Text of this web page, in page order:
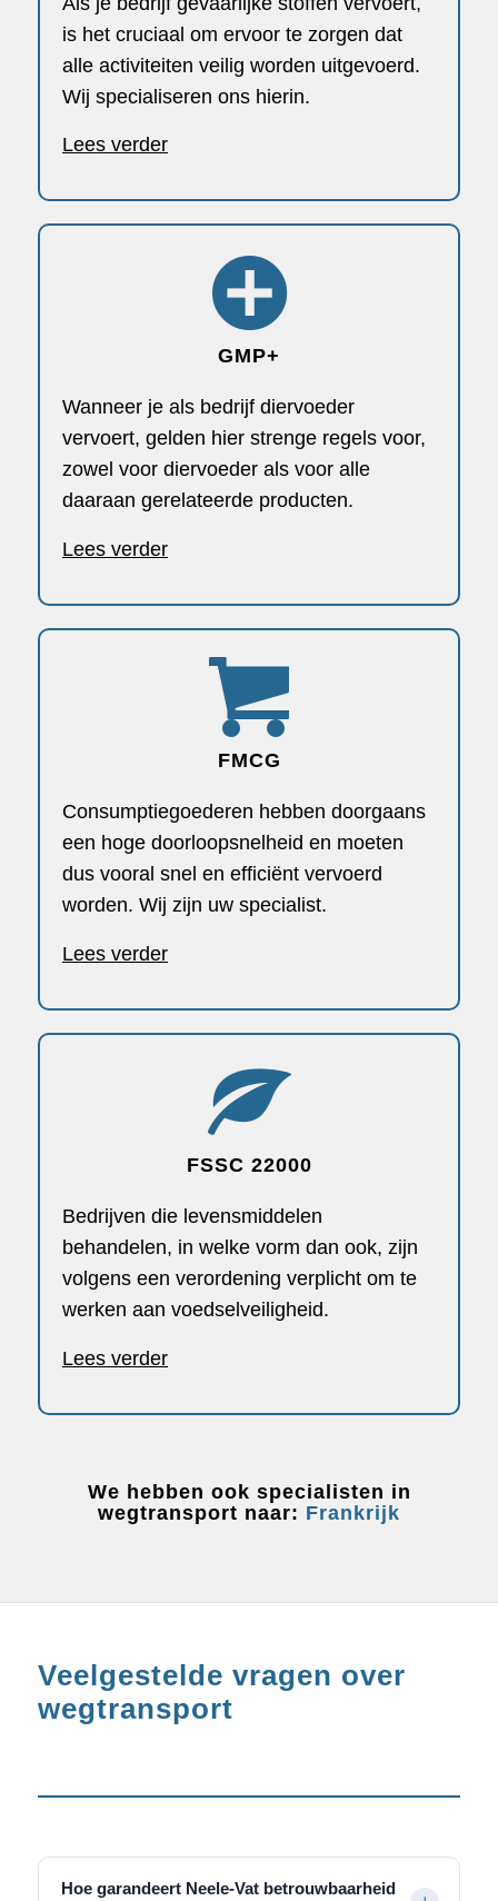
is het cruciaal om ervoor te zorgen dat
alle activiteiten veilig worden uitgevoerd.
Wij specialiseren ons hierin.
Lees verder
GMP+
Wanneer je als bedrijf diervoeder
vervoert, gelden hier strenge regels voor,
zowel voor diervoeder als voor alle
daaraan gerelateerde producten.
Lees verder
FMCG
Consumptiegoederen hebben doorgaans
een hoge doorloopsnelheid en moeten
dus vooral snel en efficiënt vervoerd
worden. Wij zijn uw specialist.
Lees verder
FSSC 22000
Bedrijven die levensmiddelen
behandelen, in welke vorm dan ook, zijn
volgens een verordening verplicht om te
werken aan voedselveiligheid.
Lees verder
We hebben ook specialisten in
wegtransport naar: Frankrijk
Veelgestelde vragen over
wegtransport
Hoe garandeert Neele-Vat betrouwbaarheid